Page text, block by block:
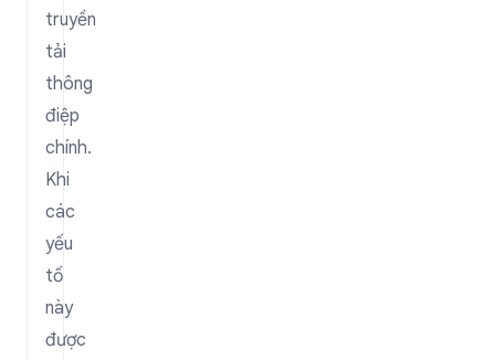
truyền
tải
thông
điệp
chính.
Khi
các
yếu
tố
này
được